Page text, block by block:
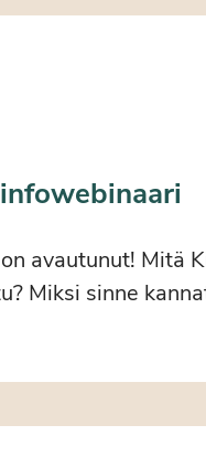
avautunut! Mitä
Miksi sinne